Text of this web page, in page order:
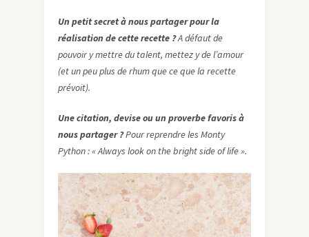
Un petit secret à nous partager pour la
réalisation de cette recette ?A défaut de
pouvoir y mettre du talent, mettez y de l’amour
(et un peu plus de rhum que ce que la recette
prévoit).
Une citation, devise ou un proverbe favoris à
nous partager ?Pour reprendre les Monty
Python : « Always look on the bright side of life ».